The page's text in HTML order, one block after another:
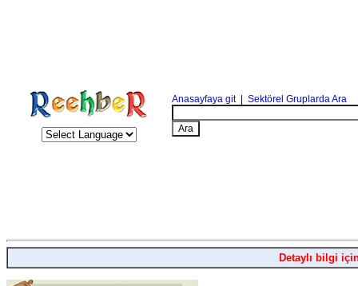
Anasayfaya git| Sektörel Gruplarda Ara
Detaylı bilgi